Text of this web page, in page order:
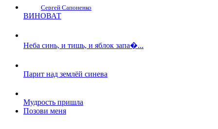
Сергей Сапоненко
ВИНОВАТ
Неба синь, и тишь, и яблок запа�...
Парит над землёй синева
Мудрость пришла
Позови меня